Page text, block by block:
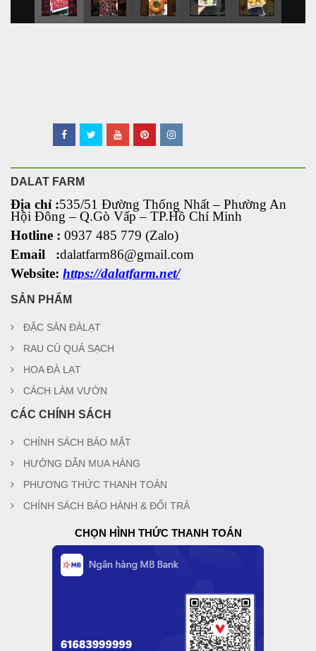
DALAT FARM
Địa chỉ :535/51 Đường Thống Nhất – Phường An
Hội Đông– Q.Gò Vấp – TP.Hồ Chí Minh
Hotline : 0937 485 779 (Zalo)
Email :dalatfarm86@gmail.com
Website: https://dalatfarm.net/
SẢN PHẨM
ĐẶC SẢN ĐÀLẠT
RAU CỦ QUẢ SẠCH
HOA ĐÀ LẠT
CÁCH LÀM VƯỜN
CÁC CHÍNH SÁCH
CHÍNH SÁCH BẢO MẬT
HƯỚNG DẪN MUA HÀNG
PHƯƠNG THỨC THANH TOÁN
CHÍNH SÁCH BẢO HÀNH & ĐỔI TRẢ
CHỌN HÌNH THỨC THANH TOÁN